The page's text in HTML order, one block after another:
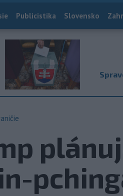
Publicistika Slovensko